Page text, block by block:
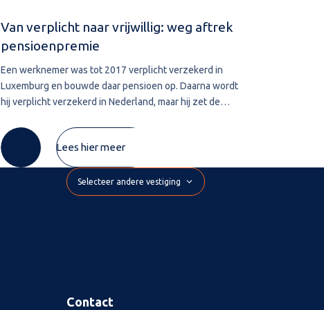
Van verplicht naar vrijwillig: weg aftrek
pensioenpremie
Een werknemer was tot 2017 verplicht verzekerd in
Luxemburg en bouwde daar pensioen op. Daarna wordt
hij verplicht verzekerd in Nederland, maar hij zet de
premie die hij zelf betaalt, wil hij
Lees hier meer
Selecteer andere vestiging
Contact